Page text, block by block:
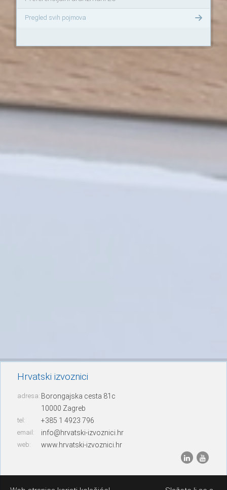
Pregled svih pojmova
Hrvatski izvoznici
adresa: Borongajska cesta 81c
10000 Zagreb
tel: +385 1 4923 796
email: info@hrvatski-izvoznici.hr
web: www.hrvatski-izvoznici.hr